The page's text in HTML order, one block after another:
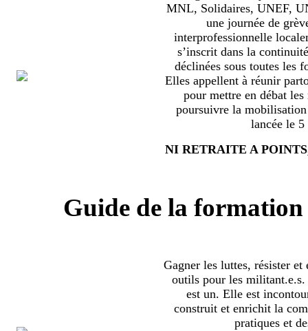
MNL, Solidaires, UNEF,
une journée de
interprofessionnelle
s’inscrit dans la
déclinées sous toutes les
Elles appellent à réunir
pour mettre en débat
poursuivre la
lancée le 5
NI RETRAITE A
Guide de la
Gagner les luttes, résister et
outils pour les
est un. Elle est
construit et enrichit la
pratiques et